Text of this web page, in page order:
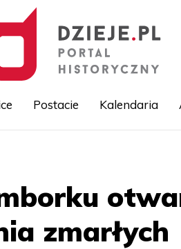
Postacie Kalendaria
zmarłych